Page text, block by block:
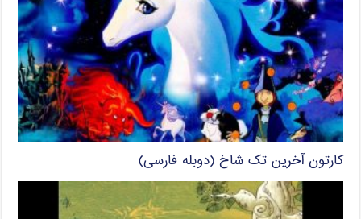
کارتون آخرین تک شاخ (دوبله فارسی)